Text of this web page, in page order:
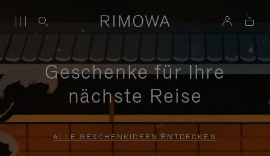
Geschenke für Ihre
nächste Reise
ALLE GESCHENKIDEEN ENTDECKEN